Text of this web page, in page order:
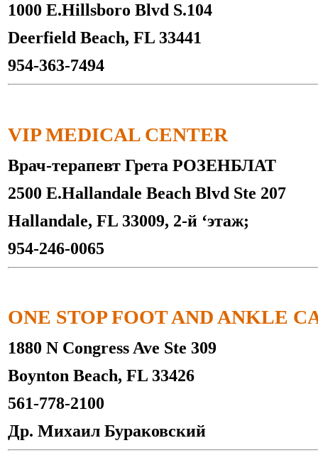
1000 E.Hillsboro Blvd S.104
Deerfield Beach, FL 33441
954-363-7494
VIP MEDICAL CENTER
Врач-терапевт Грета РОЗЕНБЛАТ
2500 E.Hallandale Beach Blvd Ste 207
Hallandale, FL 33009, 2-й ‘этаж;
954-246-0065
ONE STOP FOOT AND ANKLE
1880 N Congress Ave Ste 309
Boynton Beach, FL 33426
561-778-2100
Др. Михаил Бураковский